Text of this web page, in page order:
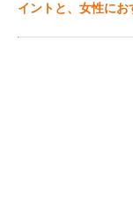
イントと、女性に